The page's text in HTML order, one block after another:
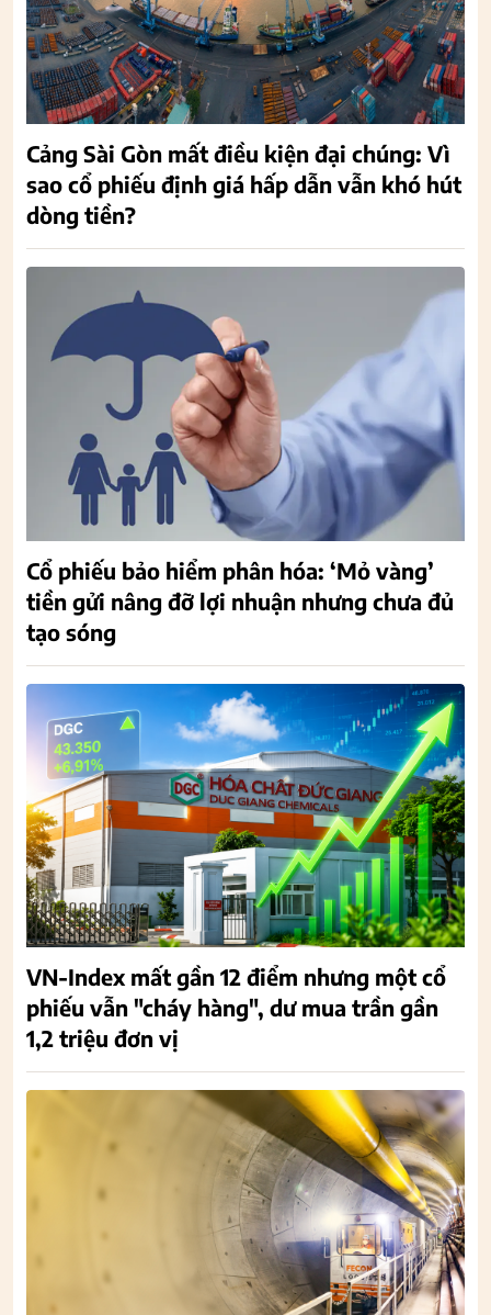
Cảng Sài Gòn mất điều kiện đại chúng: Vì
sao cổ phiếu định giá hấp dẫn vẫn khó hút
dòng tiền?
Cổ phiếu bảo hiểm phân hóa: ‘Mỏ vàng’
tiền gửi nâng đỡ lợi nhuận nhưng chưa đủ
tạo sóng
VN-Index mất gần 12 điểm nhưng một cổ
phiếu vẫn "cháy hàng", dư mua trần gần
1,2 triệu đơn vị